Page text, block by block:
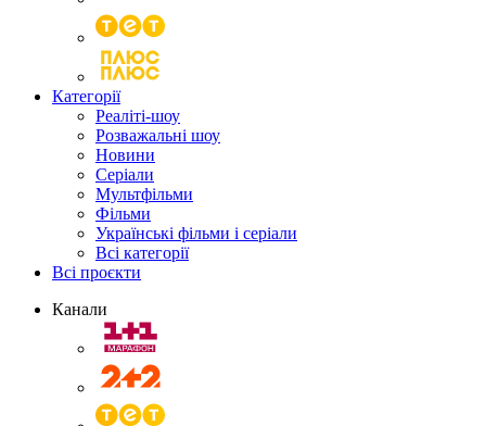
Категорії
Реаліті-шоу
Розважальні шоу
Новини
Серіали
Мультфільми
Фільми
Українські фільми і серіали
Всі категорії
Всі проєкти
Канали